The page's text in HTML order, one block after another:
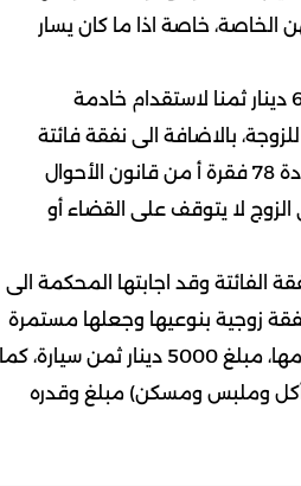
الخاصة، خاصة اذا ما كان يسار
وقد اجابتها المحكمة الى طلبها فحكمت لها بمبلغ 5000 دينار ثمنا للسيارة ومبلغ 600 دينار ثمنا لاستقدام خادمة
الى مبلغ 100 دينار كنفقة بنوعيها للزوجة، بالاضافة الى نفقة فائتة
3000 دينار شهريا عن الفترة التي لم يكن الزوج ينفق فيها على المدعية فيما تنص المادة 78 فقرة أ من قانون الأحوال
الزوج لا يتوقف على القضاء أو
الفائتة وقد اجابتها المحكمة الى
بالزام المدعى عليه بأن يؤدي الى المدعية: مبلغ 100 دينار نفقة زوجية بنوعيها وجعلها مستمرة
وشهرية، مبلغ 60 دينارا اجرة خادمة شهريا من تاريخ الحكم و600 دينار مصاريف استقدامها، مبلغ 5000 دينار ثمن سيارة، كما
(مأكل وملبس ومسكن) مبلغ وقدره